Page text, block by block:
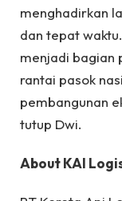
menghadirkan
dan tepat
menjadi bagian
rantai pasok
pembangunan
tutup Dwi.
About KAI